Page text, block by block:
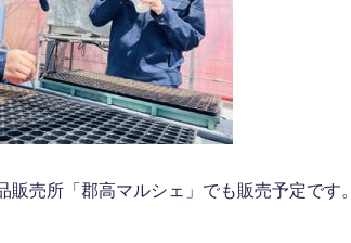
販売所「郡高マルシェ」でも販売予定です。